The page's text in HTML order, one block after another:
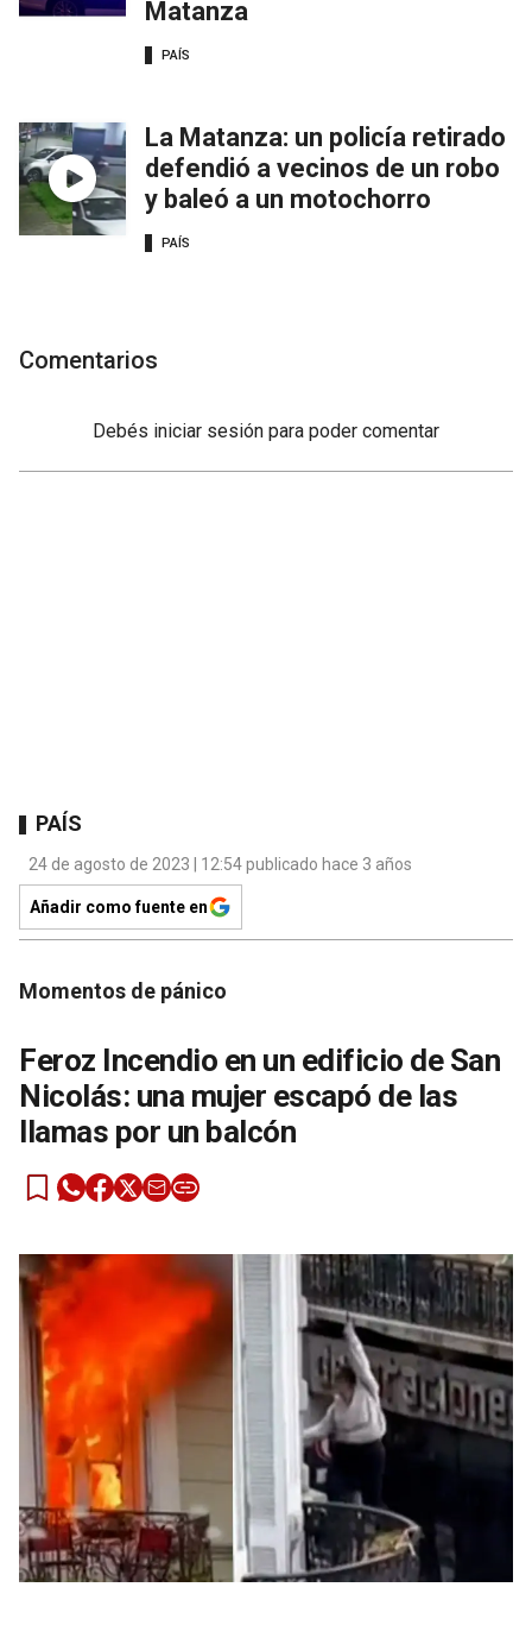
Matanza
PAÍS
La Matanza: un policía retirado
defendió a vecinos de un robo
y baleó a un motochorro
PAÍS
Comentarios
Debés iniciar sesión para poder comentar
PAÍS
24 de agosto de 2023 | 12:54 publicado hace 3 años
Añadir como fuente en
Momentos de pánico
Feroz Incendio en un edificio de San
Nicolás: una mujer escapó de las
llamas por un balcón